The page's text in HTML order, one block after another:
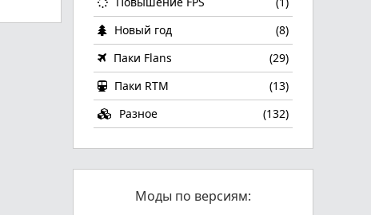
Новый год
(8)
Паки Flans
(29)
Паки RTM
(13)
Разное
(132)
Моды по версиям: